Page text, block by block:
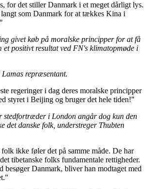
for det stiller Danmark i et meget dårligt lys.
langt som Danmark for at tækkes Kina i
givet køb på moralske principper for at få
et positivt resultat ved FN's klimatopmøde i
repræsentant.
regeringer i dag deres moralske principper
styret i Beijing og bruger det hele tiden!"
stedfortræder i London angår dog kun den
det danske folk, understreger Thubten
ikke føler det på samme måde. De har
tibetanske folks fundamentale rettigheder.
besøger Danmark, bliver han modtaget med